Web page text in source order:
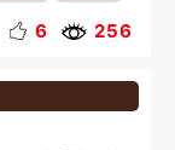
6 256